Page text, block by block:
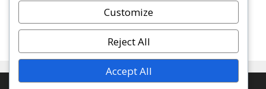
« Jul
Customize
Reject All
Accept All